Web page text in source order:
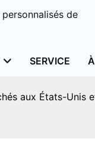
de
SERVICE
aux États-Unis